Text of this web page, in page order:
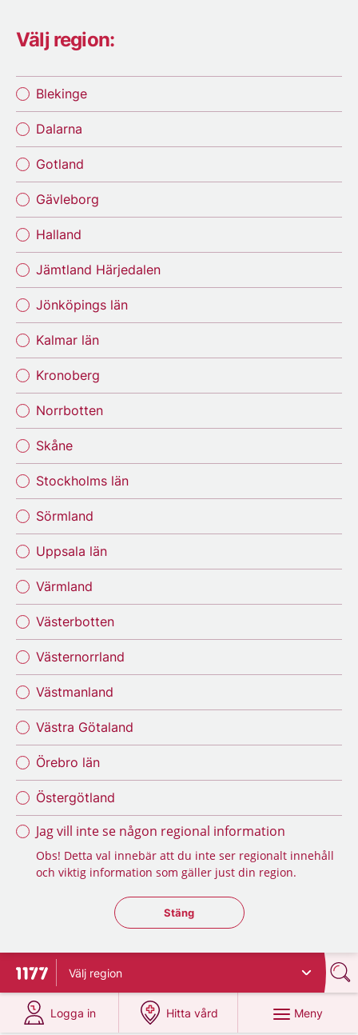
Välj region:
Blekinge
Dalarna
Gotland
Gävleborg
Halland
Jämtland Härjedalen
Jönköpings län
Kalmar län
Kronoberg
Norrbotten
Skåne
Stockholms län
Sörmland
Uppsala län
Värmland
Västerbotten
Västernorrland
Västmanland
Västra Götaland
Örebro län
Östergötland
Jag vill inte se någon regional information
Obs! Detta val innebär att du inte ser regionalt innehåll
och viktig information som gäller just din region.
Stäng regionsväljaren
Stäng
Till startsidan för 1177
Välj region
Logga in
på 1177.se
Hitta vård
på 1177.se
Meny